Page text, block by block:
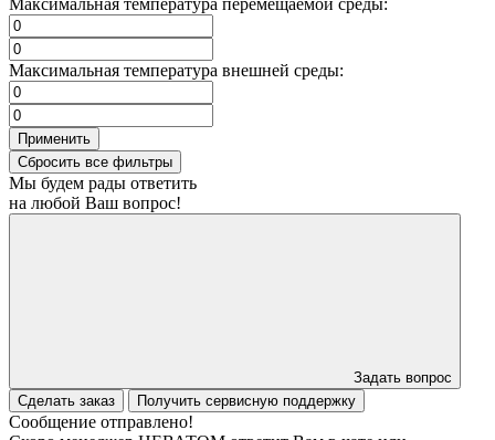
Максимальная температура внешней среды:
Применить
Сбросить все фильтры
Мы будем рады ответить
на любой Ваш вопрос!
Задать вопрос
Сделать заказ
Получить сервисную поддержку
Сообщение отправлено!